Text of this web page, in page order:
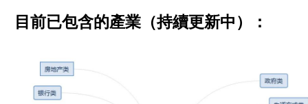
目前已包含的產業（持續更新中）：